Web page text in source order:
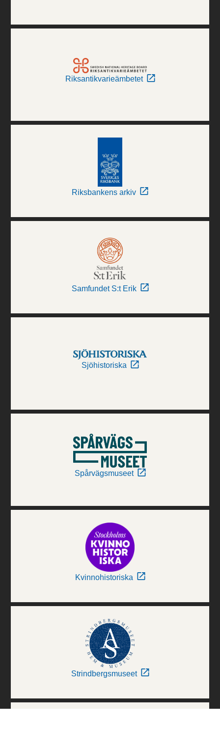
Riksantikvarieämbetet
Riksbankens arkiv
Samfundet S:t Erik
Sjöhistoriska
Spårvägsmuseet
Kvinnohistoriska
Strindbergsmuseet